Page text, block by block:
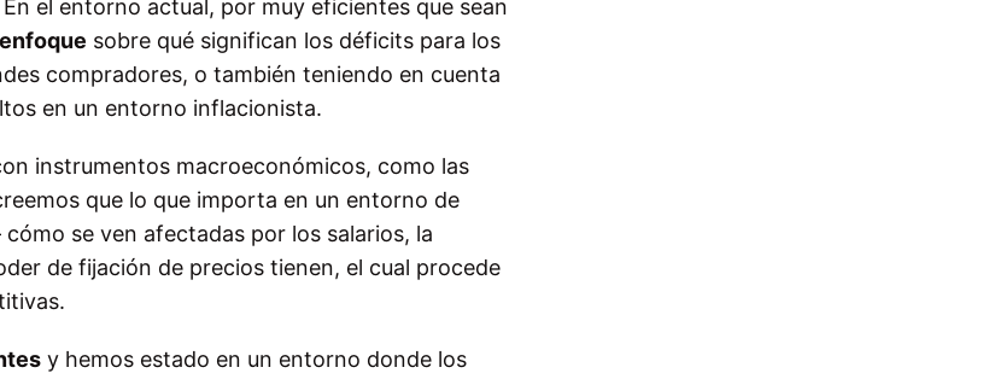
el entorno actual, por muy eficientes que sean
sobre qué significan los déficits para los
compradores, o también teniendo en cuenta
en un entorno inflacionista.
instrumentos macroeconómicos, como las
que lo que importa en un entorno de
cómo se ven afectadas por los salarios, la
de fijación de precios tienen, el cual procede
y hemos estado en un entorno donde los